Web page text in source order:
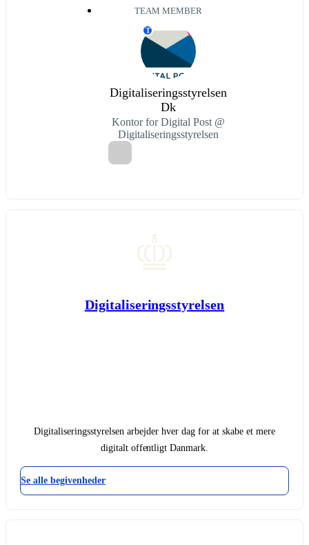
TEAM MEMBER
T
Digitaliseringsstyrelsen
Dk
Kontor for Digital Post @
Digitaliseringsstyrelsen
Digitaliseringsstyrelsen
Digitaliseringsstyrelsen arbejder hver dag for at skabe et mere
digitalt offentligt Danmark.
Se alle begivenheder